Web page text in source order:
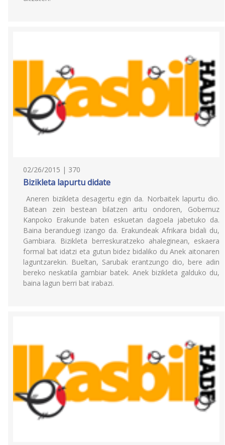
02/26/2015 | 370
Bizikleta lapurtu didate
Aneren bizikleta desagertu egin da. Norbaitek lapurtu dio.
Batean zein bestean bilatzen aritu ondoren, Gobernuz
Kanpoko Erakunde baten eskuetan dagoela jabetuko da.
Baina beranduegi izango da. Erakundeak Afrikara bidali du,
Gambiara. Bizikleta berreskuratzeko ahaleginean, eskaera
formal bat idatzi eta gutun bidez bidaliko du Anek aitonaren
laguntzarekin. Bueltan, Sarubak erantzungo dio, bere adin
bereko neskatila gambiar batek. Anek bizikleta galduko du,
baina lagun berri bat irabazi.